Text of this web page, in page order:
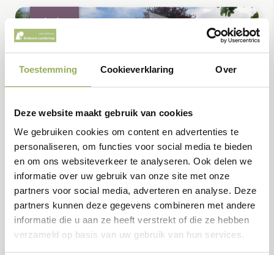
Toestemming Cookieverklaring Over
Deze website maakt gebruik van cookies
We gebruiken cookies om content en advertenties te
personaliseren, om functies voor social media te bieden
en om ons websiteverkeer te analyseren. Ook delen we
informatie over uw gebruik van onze site met onze
partners voor social media, adverteren en analyse. Deze
partners kunnen deze gegevens combineren met andere
informatie die u aan ze heeft verstrekt of die ze hebben
verzameld op basis van uw gebruik van hun services.
oktober
18
Excursies Natuurbeleving
Wandeling: 'Rondje Tongelaar' op Landgoed
Tongelaar
Elke maand is er wel iets te doen op Landgoed
Tongelaar, wandel je mee?